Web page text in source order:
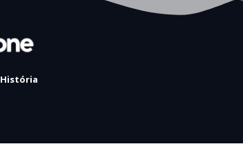
História